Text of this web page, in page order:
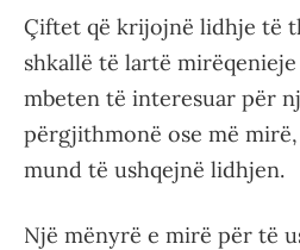
Çiftet që krijojnë lidhje të
shkallë të lartë
mbeten të interesuar për
përgjithmonë ose më
mund të ushqejnë lidhjen.
Një mënyrë e mirë për të